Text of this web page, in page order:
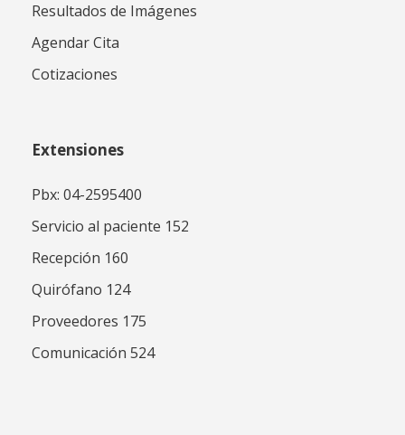
Resultados de Imágenes
Agendar Cita
Cotizaciones
Extensiones
Pbx: 04-2595400
Servicio al paciente 152
Recepción 160
Quirófano 124
Proveedores 175
Comunicación 524